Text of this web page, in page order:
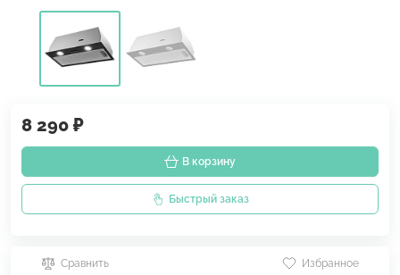
8 290 ₽
В корзину
Быстрый заказ
Сравнить Избранное